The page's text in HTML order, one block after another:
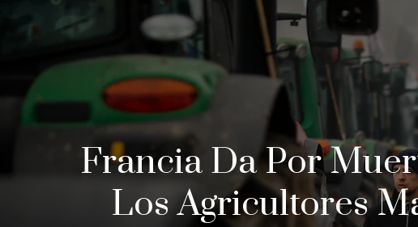
Francia Da Por
Los Agricultores